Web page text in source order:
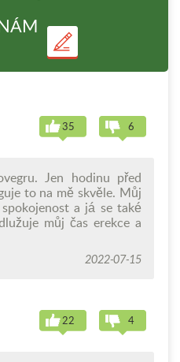
35 6
Jen hodinu před
to na mě skvěle. Můj
a já se také
můj čas erekce a
2022-07-15
22 4